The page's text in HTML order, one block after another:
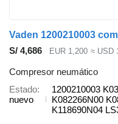
S/ 4,686 EUR 1,200 ≈ USD
Compresor neumático
Estado
nuevo
1200210003
K082266N00
K118690N04